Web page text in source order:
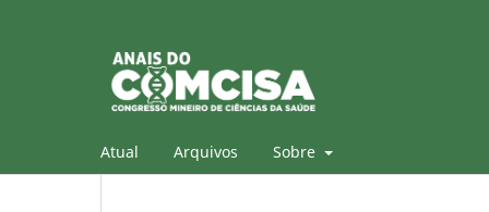
Atual Arquivos Sobre